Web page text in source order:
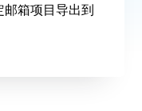
箱项目导出到